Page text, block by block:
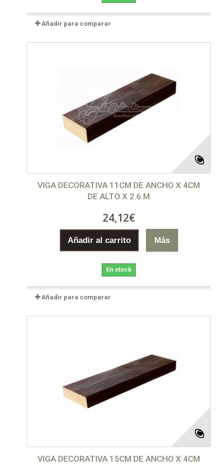
Añadir para comparar
VIGA DECORATIVA 11CM DE ANCHO X 4CM
DE ALTO X 2.6 M
24,12€
Añadir al carrito Más
En stock
Añadir para comparar
VIGA DECORATIVA 15CM DE ANCHO X 4CM